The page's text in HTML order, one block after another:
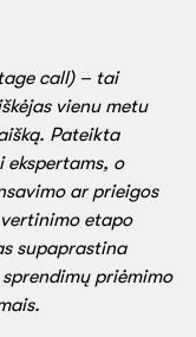
call) – tai
vienu metu
Pateikta
o
ar prieigos
etapo
supaprastina
priėmimo